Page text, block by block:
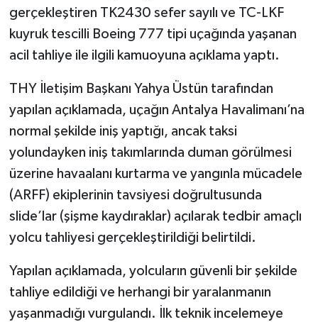
gerçekleştiren TK2430 sefer sayılı ve TC-LKF
kuyruk tescilli Boeing 777 tipi uçağında yaşanan
acil tahliye ile ilgili kamuoyuna açıklama yaptı.
THY İletişim Başkanı Yahya Üstün tarafından
yapılan açıklamada, uçağın Antalya Havalimanı’na
normal şekilde iniş yaptığı, ancak taksi
yolundayken iniş takımlarında duman görülmesi
üzerine havaalanı kurtarma ve yangınla mücadele
(ARFF) ekiplerinin tavsiyesi doğrultusunda
slide’lar (şişme kaydıraklar) açılarak tedbir amaçlı
yolcu tahliyesi gerçekleştirildiği belirtildi.
Yapılan açıklamada, yolcuların güvenli bir şekilde
tahliye edildiği ve herhangi bir yaralanmanın
yaşanmadığı vurgulandı. İlk teknik incelemeye